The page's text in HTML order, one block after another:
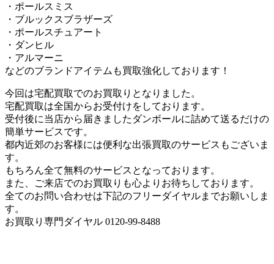
・ポールスミス
・ブルックスブラザーズ
・ポールスチュアート
・ダンヒル
・アルマーニ
などのブランドアイテムも買取強化しております！
今回は宅配買取でのお買取りとなりました。
宅配買取は全国からお受付けをしております。
受付後に当店から届きましたダンボールに詰めて送るだけの
簡単サービスです。
都内近郊のお客様には便利な出張買取のサービスもございま
す。
もちろん全て無料のサービスとなっております。
また、ご来店でのお買取りも心よりお待ちしております。
全てのお問い合わせは下記のフリーダイヤルまでお願いしま
す。
お買取り専門ダイヤル 0120-99-8488